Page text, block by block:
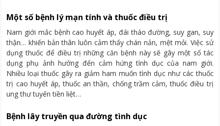
Một số bệnh lý mạn tính và thuốc điều trị
Nam giới mắc bệnh cao huyết áp, đái tháo đường, suy gan, suy
thận… khiến bản thân luôn cảm thấy chán nản, mệt mỏi. Việc sử
dụng thuốc để điều trị những căn bệnh này sẽ gây một số tác
dụng phụ ảnh hưởng đến cảm hứng tình dục của nam giới.
Nhiều loại thuốc gây ra giảm ham muốn tình dục như các thuốc
trị cao huyết áp, thuốc an thần, chống trầm cảm, thuốc điều trị
ung thư tuyến tiền liệt…
Bệnh lây truyền qua đường tình dục